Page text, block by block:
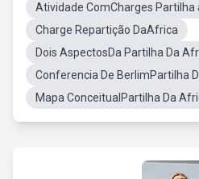
Atividade ComCharges Partilha
Charge Repartição DaAfrica
Dois AspectosDa Partilha Da
Conferencia De BerlimPartilha
Mapa ConceitualPartilha Da